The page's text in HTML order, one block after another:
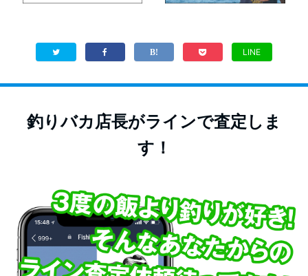
LINE
釣りバカ店長がラインで査定しま
す！